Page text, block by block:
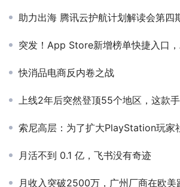
助力出海 腾讯云护航计划解读会第四期：强化
突发！App Store新增榜单快捷入口，ASO冲
快消品电商反内卷之战
上线2年后突然登顶55个地区，这款手游版“
索尼高层：为了扩大PlayStation玩家社群，我们
月活不到 0.1 亿，飞书没有奇迹
月收入突破2500万，广州厂商在欧美